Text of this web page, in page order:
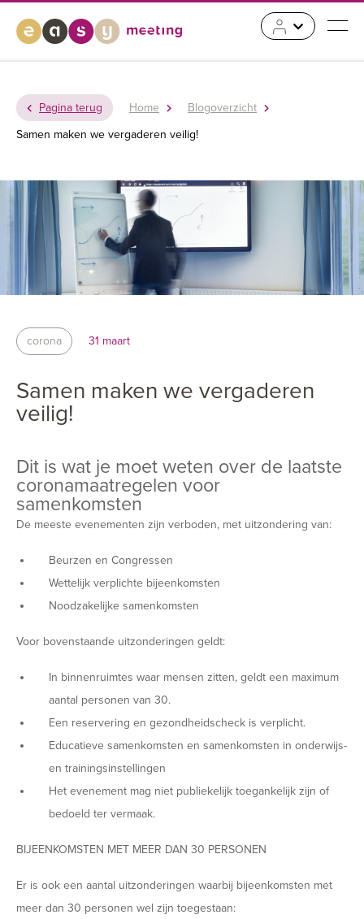
Pagina terug Home
Blogoverzicht
Samen maken we vergaderen veilig!
corona 31 maart
Samen maken we vergaderen
veilig!
Dit is wat je moet weten over de laatste
coronamaatregelen voor
samenkomsten
De meeste evenementen zijn verboden, met uitzondering van:
Beurzen en Congressen
Wettelijk verplichte bijeenkomsten
Noodzakelijke samenkomsten
Voor bovenstaande uitzonderingen geldt:
In binnenruimtes waar mensen zitten, geldt een maximum
aantal personen van 30.
Een reservering en gezondheidscheck is verplicht.
Educatieve samenkomsten en samenkomsten in onderwijs-
en trainingsinstellingen
Het evenement mag niet publiekelijk toegankelijk zijn of
bedoeld ter vermaak.
BIJEENKOMSTEN MET MEER DAN 30 PERSONEN
Er is ook een aantal uitzonderingen waarbij bijeenkomsten met
meer dan 30 personen wel zijn toegestaan: